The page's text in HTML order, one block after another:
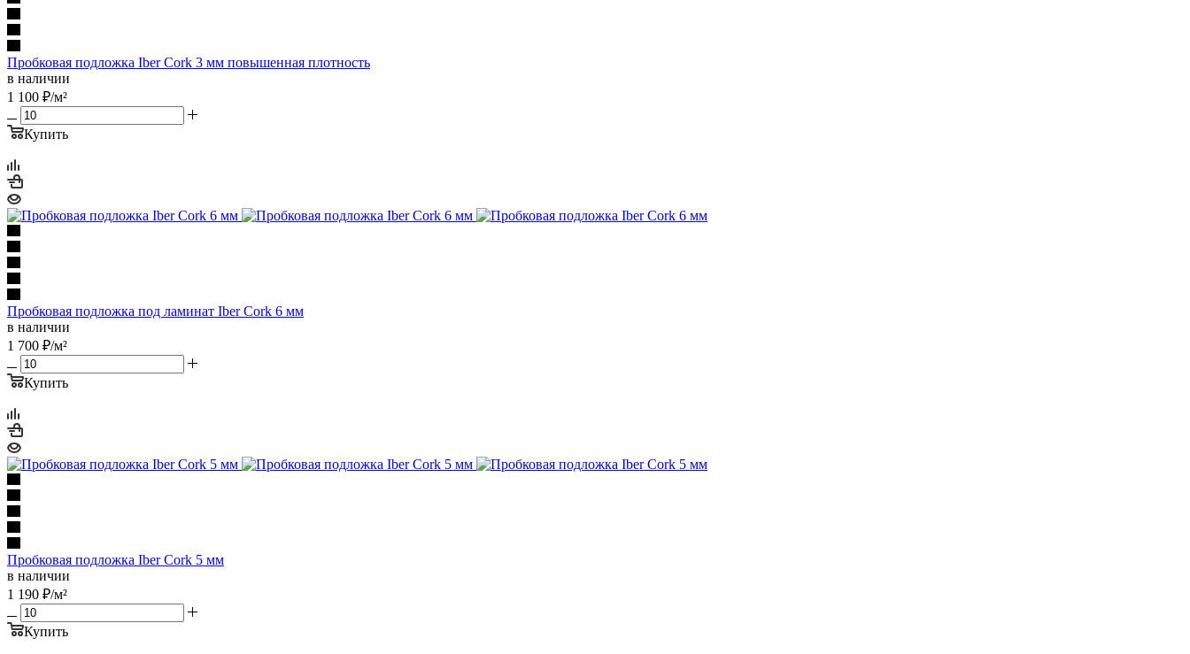
Пробковая подложка Iber Cork 3 мм повышенная плотность
в наличии
1 100 ₽/м²
Купить
Пробковая подложка под ламинат Iber Cork 6 мм
в наличии
1 700 ₽/м²
Купить
Пробковая подложка Iber Cork 5 мм
в наличии
1 190 ₽/м²
Купить